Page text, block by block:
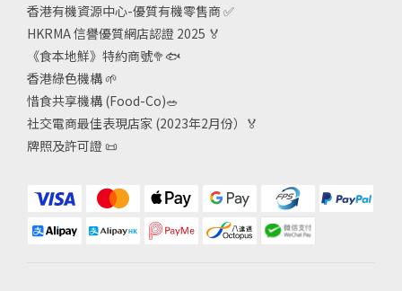
香港有機資源中心-優質有機零售商✅
HKRMA 信譽優質網店認證 2025 🏅
《食本地鮮》特約商號🥦🐟
香港綠色機構 🌱
惜食共享機構 (Food-Co)🥗
社交電商最佳表現店家 (2023年2月份）🏅
牌照及許可證 📜